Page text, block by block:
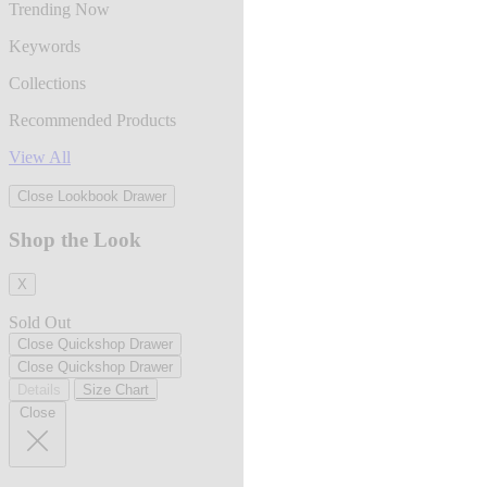
Trending Now
Keywords
Collections
Recommended Products
View All
Close Lookbook Drawer
Shop the Look
X
Sold Out
Close Quickshop Drawer
Close Quickshop Drawer
Size Chart
Close